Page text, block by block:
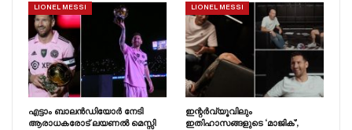
LIONEL MESSI
എട്ടാം ബാലൻഡിയോർ നേടി
ആരാധകരോട് ലയണൽ മെസ്സി
LIONEL MESSI
ഇന്റർവ്യൂവിലും
ഇതിഹാസങ്ങളുടെ ‘മാജിക്’,